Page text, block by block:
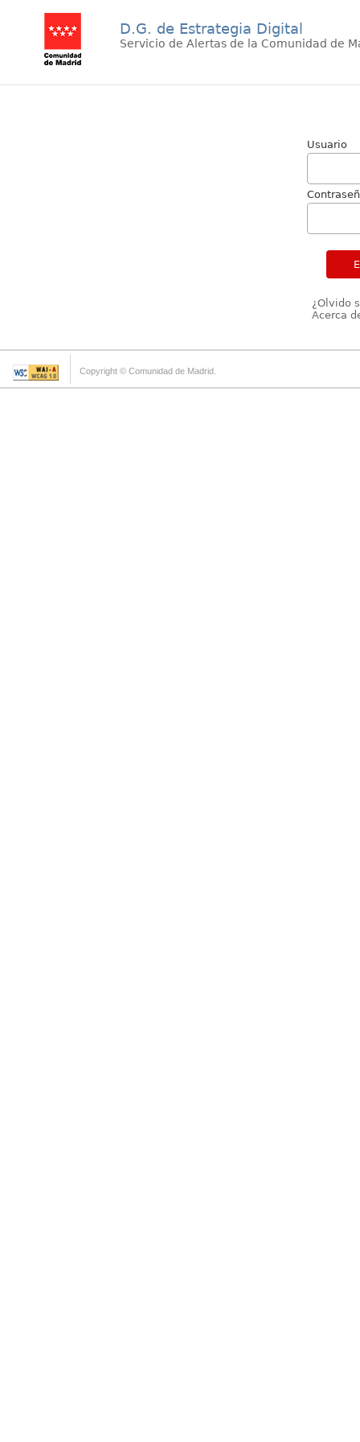
D.G. de Estrategia Digital
Servicio de Alertas de la Comunidad de
Usuario
¿Olvido
Acerca
Copyright © Comunidad de Madrid.